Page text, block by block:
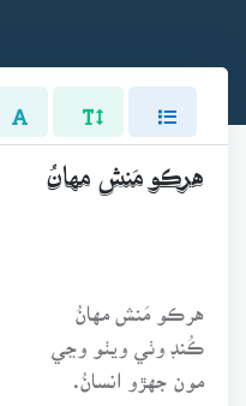
هرڪو مَنش مهانُ
هرڪو مَنش مهانُ
ڪُنڊ وٺي ويٺو وڃي
مون جهڙو انسانُ.